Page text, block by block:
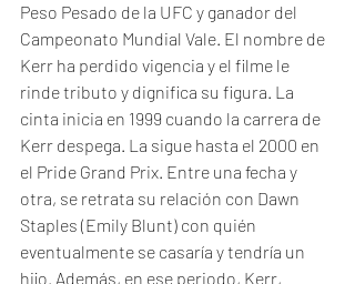
Peso Pesado de la UFC y ganador del
Campeonato Mundial Vale. El nombre de
Kerr ha perdido vigencia y el filme le
rinde tributo y dignifica su figura. La
cinta inicia en 1999 cuando la carrera de
Kerr despega. La sigue hasta el 2000 en
el Pride Grand Prix. Entre una fecha y
otra, se retrata su relación con Dawn
Staples (Emily Blunt) con quién
eventualmente se casaría y tendría un
hijo. Además, en ese periodo, Kerr,